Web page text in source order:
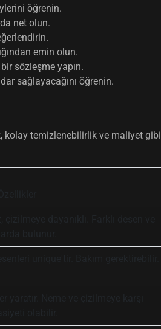
öğrenin.
net olun.
emin olun.
sözleşme yapın.
sağlayacağını öğrenin.
kolay temizlenebilirlik ve maliyet gibi